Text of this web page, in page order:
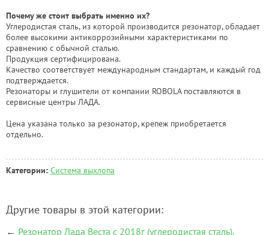
Почему же стоит выбрать именно их?
Углеродистая сталь, из которой производится резонатор, обладает
более высокими антикоррозийными характеристиками по
сравнению с обычной сталью.
Продукция сертифицирована.
Качество соответствует международным стандартам, и каждый год
подтверждается.
Резонаторы и глушители от компании ROBOLA поставляются в
сервисные центры ЛАДА.
Цена указана только за резонатор, крепеж приобретается
отдельно.
Категории: Система выхлопа
Другие товары в этой категории:
← Резонатор Лада Веста с 2018г (углеродистая сталь),